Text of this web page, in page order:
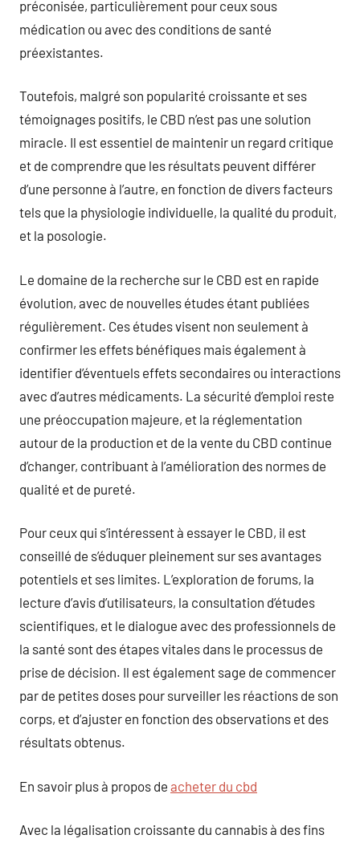
préconisée, particulièrement pour ceux sous
médication ou avec des conditions de santé
préexistantes.
Toutefois, malgré son popularité croissante et ses
témoignages positifs, le CBD n’est pas une solution
miracle. Il est essentiel de maintenir un regard critique
et de comprendre que les résultats peuvent différer
d’une personne à l’autre, en fonction de divers facteurs
tels que la physiologie individuelle, la qualité du produit,
et la posologie.
Le domaine de la recherche sur le CBD est en rapide
évolution, avec de nouvelles études étant publiées
régulièrement. Ces études visent non seulement à
confirmer les effets bénéfiques mais également à
identifier d’éventuels effets secondaires ou interactions
avec d’autres médicaments. La sécurité d’emploi reste
une préoccupation majeure, et la réglementation
autour de la production et de la vente du CBD continue
d’changer, contribuant à l’amélioration des normes de
qualité et de pureté.
Pour ceux qui s’intéressent à essayer le CBD, il est
conseillé de s’éduquer pleinement sur ses avantages
potentiels et ses limites. L’exploration de forums, la
lecture d’avis d’utilisateurs, la consultation d’études
scientifiques, et le dialogue avec des professionnels de
la santé sont des étapes vitales dans le processus de
prise de décision. Il est également sage de commencer
par de petites doses pour surveiller les réactions de son
corps, et d’ajuster en fonction des observations et des
résultats obtenus.
En savoir plus à propos de acheter du cbd
Avec la légalisation croissante du cannabis à des fins